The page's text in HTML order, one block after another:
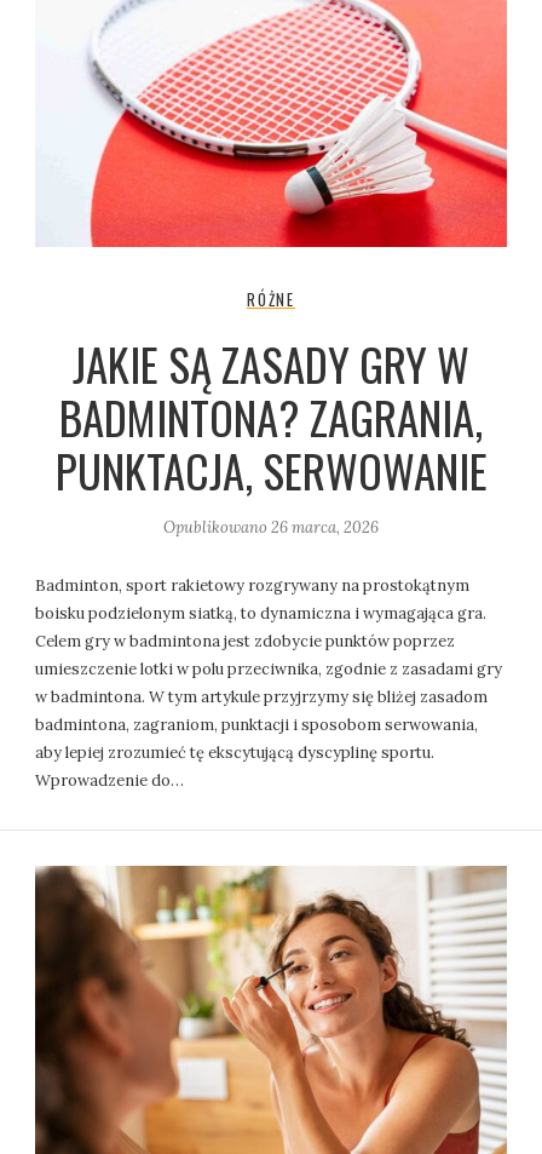
RÓŻNE
JAKIE SĄ ZASADY GRY W
BADMINTONA? ZAGRANIA,
PUNKTACJA, SERWOWANIE
Opublikowano 26 marca, 2026
Badminton, sport rakietowy rozgrywany na prostokątnym
boisku podzielonym siatką, to dynamiczna i wymagająca gra.
Celem gry w badmintona jest zdobycie punktów poprzez
umieszczenie lotki w polu przeciwnika, zgodnie z zasadami gry
w badmintona. W tym artykule przyjrzymy się bliżej zasadom
badmintona, zagraniom, punktacji i sposobom serwowania,
aby lepiej zrozumieć tę ekscytującą dyscyplinę sportu.
Wprowadzenie do…